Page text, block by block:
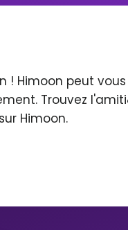
! Himoon peut
Trouvez
Himoon.